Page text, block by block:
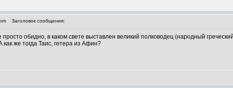
Заголовок сообщения:
просто обидно, в каком свете выставлен великий полководец (народный
же тогда Таис, гетера из Афин?